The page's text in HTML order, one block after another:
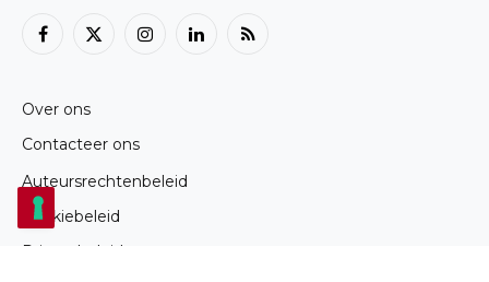
Facebook
X
InstagramLinkedInRSS
Over ons
Contacteer ons
Auteursrechtenbeleid
Cookiebeleid
Privacybeleid